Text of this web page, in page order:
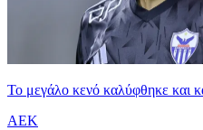
Το μεγάλο κενό καλύφθηκε και
ΑΕΚ